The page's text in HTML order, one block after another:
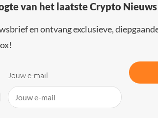
van het laatste Crypto Nieuws
en ontvang exclusieve,
Jouw e-mail